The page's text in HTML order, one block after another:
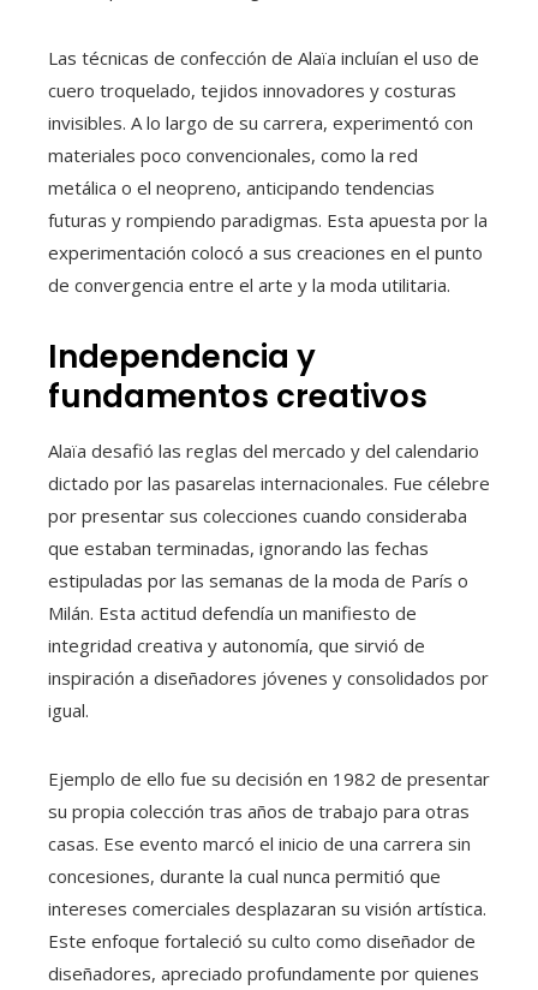
Las técnicas de confección de Alaïa incluían el uso de
cuero troquelado, tejidos innovadores y costuras
invisibles. A lo largo de su carrera, experimentó con
materiales poco convencionales, como la red
metálica o el neopreno, anticipando tendencias
futuras y rompiendo paradigmas. Esta apuesta por la
experimentación colocó a sus creaciones en el punto
de convergencia entre el arte y la moda utilitaria.
Independencia y
fundamentos creativos
Alaïa desafió las reglas del mercado y del calendario
dictado por las pasarelas internacionales. Fue célebre
por presentar sus colecciones cuando consideraba
que estaban terminadas, ignorando las fechas
estipuladas por las semanas de la moda de París o
Milán. Esta actitud defendía un manifiesto de
integridad creativa y autonomía, que sirvió de
inspiración a diseñadores jóvenes y consolidados por
igual.
Ejemplo de ello fue su decisión en 1982 de presentar
su propia colección tras años de trabajo para otras
casas. Ese evento marcó el inicio de una carrera sin
concesiones, durante la cual nunca permitió que
intereses comerciales desplazaran su visión artística.
Este enfoque fortaleció su culto como diseñador de
diseñadores, apreciado profundamente por quienes